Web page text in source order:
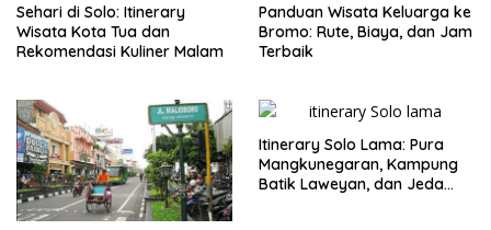
Sehari di Solo: Itinerary
Wisata Kota Tua dan
Rekomendasi Kuliner Malam
Panduan Wisata Keluarga ke
Bromo: Rute, Biaya, dan Jam
Terbaik
Itinerary Solo Lama: Pura
Mangkunegaran, Kampung
Batik Laweyan, dan Jeda